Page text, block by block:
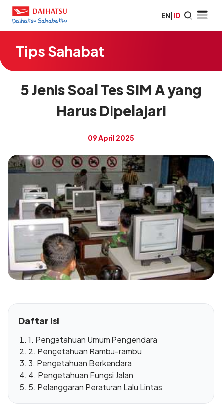
EN|ID
Tips Sahabat
5 Jenis Soal Tes SIM A yang
Harus Dipelajari
09 April 2025
Daftar Isi
1. Pengetahuan Umum Pengendara
2. Pengetahuan Rambu-rambu
3. Pengetahuan Berkendara
4. Pengetahuan Fungsi Jalan
5. Pelanggaran Peraturan Lalu Lintas